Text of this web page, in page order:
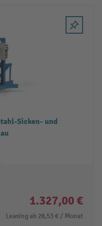
Sicken- und
1.327,00 €
Leasing ab 28,53 € / Monat